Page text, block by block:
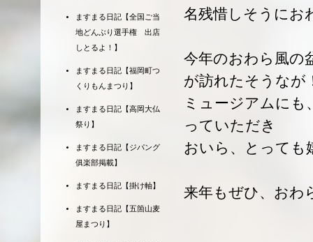
名残惜しそうにお
今年のおわら風の
が訪れたそうなが
ミュージアムにも
っていただき
おいら、とっても
来年もぜひ、おわ
ますまる日記【全国ご当
地どんぶり選手権 出店
しとるよ！】
ますまる日記【福岡町つ
くりもんまつり】
ますまる日記【高岡大仏
祭り】
ますまる日記【ジパング
俱楽部掲載】
ますまる日記【掛け軸】
ますまる日記【五箇山麦
屋まつり】